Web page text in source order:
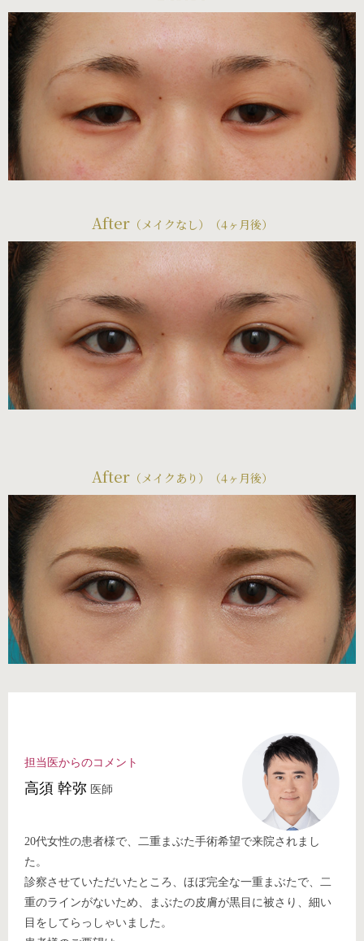
After（メイクなし）（4ヶ月後）
After（メイクあり）（4ヶ月後）
担当医からのコメント
⾼須 幹弥 医師
20代女性の患者様で、二重まぶた手術希望で来院されまし
た。
診察させていただいたところ、ほぼ完全な一重まぶたで、二
重のラインがないため、まぶたの皮膚が黒目に被さり、細い
目をしてらっしゃいました。